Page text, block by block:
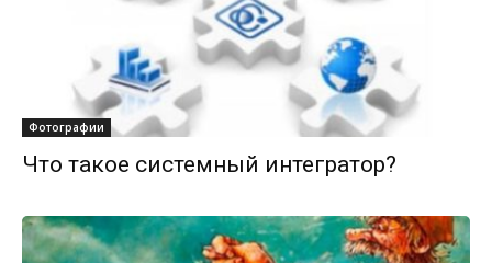
Фотографии
Что такое системный интегратор?